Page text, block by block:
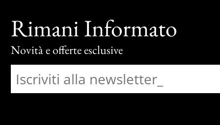
Rimani Informato
Novità e offerte esclusive